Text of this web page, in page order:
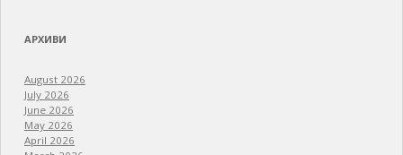
АРХИВИ
August 2026
July 2026
June 2026
May 2026
April 2026